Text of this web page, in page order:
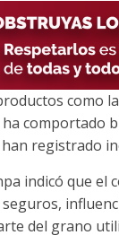
como
comportado
registrado
indicó que
del grano